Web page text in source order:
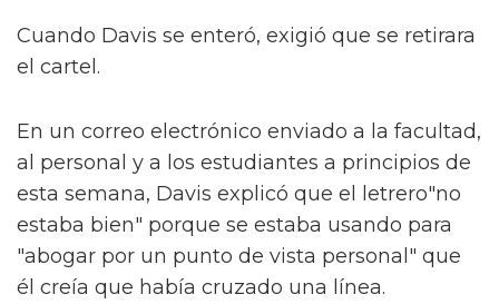
Cuando Davis se enteró, exigió que se retirara
el cartel.
En un correo electrónico enviado a la facultad,
al personal y a los estudiantes a principios de
esta semana, Davis explicó que el letrero"no
estaba bien" porque se estaba usando para
"abogar por un punto de vista personal" que
él creía que había cruzado una línea.